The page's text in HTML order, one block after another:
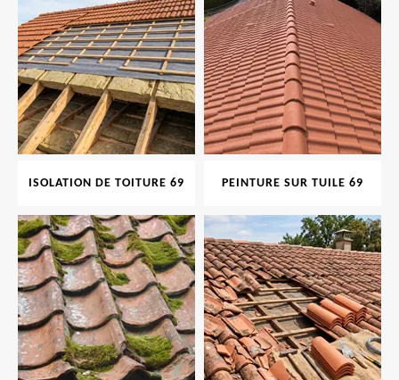
ISOLATION DE TOITURE 69 PEINTURE SUR TUILE 69